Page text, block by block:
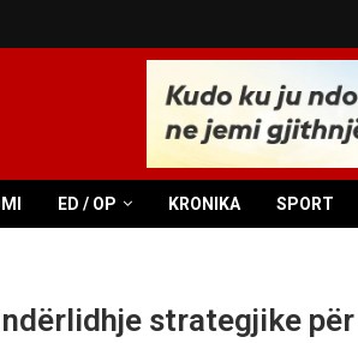
ED / OP KRONIKA SPORT
strategjike për